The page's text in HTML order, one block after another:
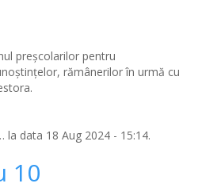
preșcolarilor pentru
rămânerilor în urmă cu
la data 18 Aug 2024 - 15:14.
10